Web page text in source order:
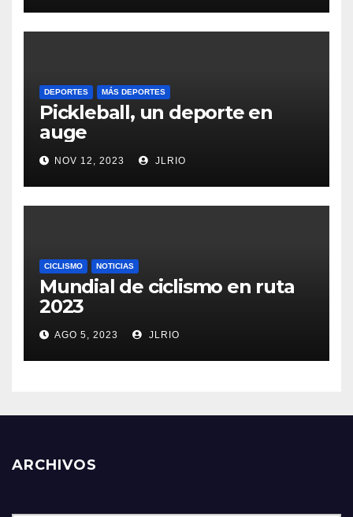
DEPORTES MÁS DEPORTES
Pickleball, un deporte en
auge
NOV 12, 2023 JLRIO
CICLISMO NOTICIAS
Mundial de ciclismo en ruta
2023
AGO 5, 2023 JLRIO
ARCHIVOS